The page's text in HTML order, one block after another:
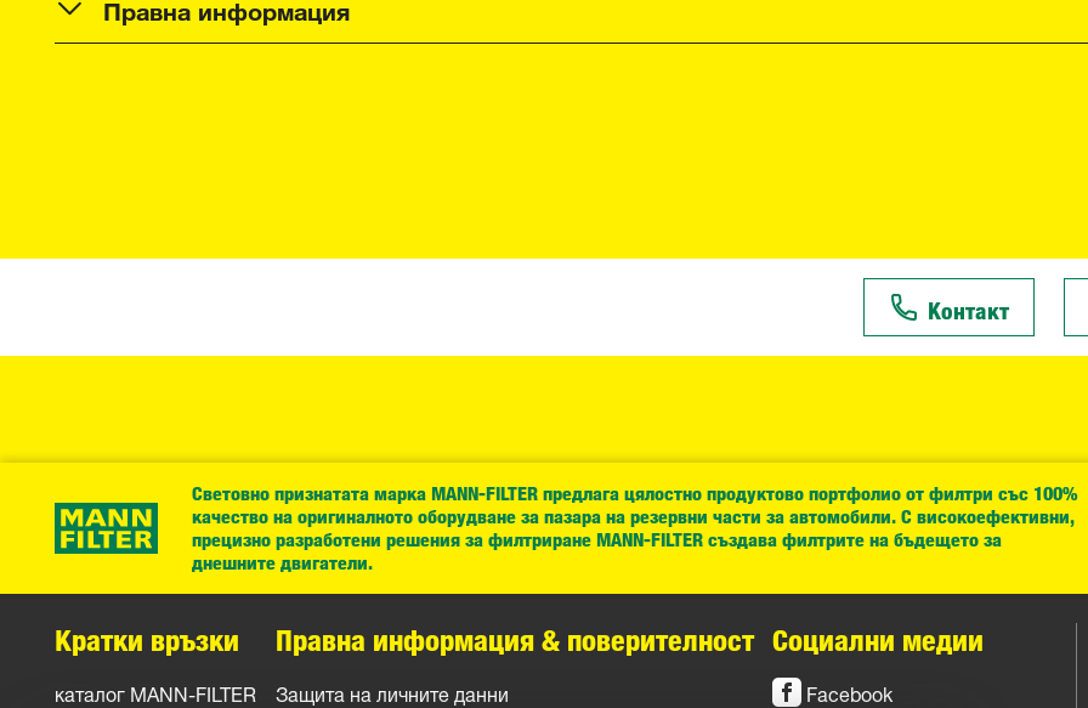
Контакт
Световно признатата марка MANN-FILTER предлага цялостно продуктово портфолио от филтри със 100%
качество на оригиналното оборудване за пазара на резервни части за автомобили. С високоефективни,
прецизно разработени решения за филтриране MANN-FILTER създава филтрите на бъдещето за
днешните двигатели.
Кратки връзки
каталог MANN-FILTER
Правна информация & поверителност
Защита на личните данни
Социални медии
Facebook